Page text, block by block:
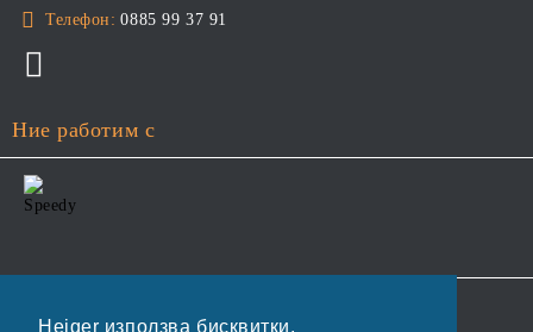
Heiger използва бисквитки.
Телефон: 0885 99 37 91
Ние работим с